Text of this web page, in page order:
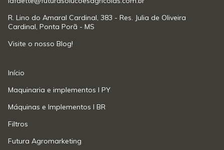
R. Lino do Amaral Cardinal, 383 - Res. Julia de Oliveira
Cardinal, Ponta Porã - MS
Visite o nosso Blog!
Início
Maquinaria e implementos l PY
Máquinas e Implementos l BR
Filtros
Futura Agromarketing